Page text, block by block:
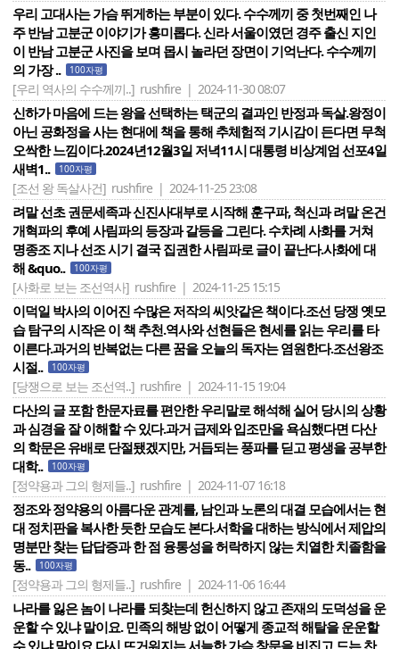
우리 고대사는 가슴 뛰게하는 부분이 있다. 수수께끼 중 첫번째인 나
주 반남 고분군 이야기가 흥미롭다. 신라 서울이였던 경주 출신 지인
이 반남 고분군 사진을 보며 몹시 놀라던 장면이 기억난다. 수수께끼
의 가장 ..
100자평
[우리 역사의 수수께끼..] rushfire | 2024-11-30 08:07
신하가 마음에 드는 왕을 선택하는 택군의 결과인 반정과 독살.왕정이
아닌 공화정을 사는 현대에 책을 통해 추체험적 기시감이 든다면 무척
오싹한 느낌이다.2024년12월3일 저녁11시 대통령 비상계엄 선포4일
새벽1..
100자평
[조선 왕 독살사건] rushfire | 2024-11-25 23:08
려말 선초 권문세족과 신진사대부로 시작해 훈구파, 척신과 려말 온건
개혁파의 후예 사림파의 등장과 갈등을 그린다. 수차례 사화를 거쳐
명종조 지나 선조 시기 결국 집권한 사림파로 글이 끝난다.사화에 대
해 &quo..
100자평
[사화로 보는 조선역사] rushfire | 2024-11-25 15:15
이덕일 박사의 이어진 수많은 저작의 씨앗같은 책이다.조선 당쟁 옛모
습 탐구의 시작은 이 책 추천.역사와 선현들은 현세를 읽는 우리를 타
이른다.과거의 반복없는 다른 꿈을 오늘의 독자는 염원한다.조선왕조
시절..
100자평
[당쟁으로 보는 조선역..] rushfire | 2024-11-15 19:04
다산의 글 포함 한문자료를 편안한 우리말로 해석해 실어 당시의 상황
과 심경을 잘 이해할 수 있다.과거 급제와 입조만을 욕심했다면 다산
의 학문은 유배로 단절됐겠지만, 거듭되는 풍파를 딛고 평생을 공부한
대학..
100자평
[정약용과 그의 형제들..] rushfire | 2024-11-07 16:18
정조와 정약용의 아름다운 관계를, 남인과 노론의 대결 모습에서는 현
대 정치판을 복사한 듯한 모습도 본다.서학을 대하는 방식에서 제압의
명분만 찾는 답답증과 한 점 융통성을 허락하지 않는 치열한 치졸함을
동..
100자평
[정약용과 그의 형제들..] rushfire | 2024-11-06 16:44
나라를 잃은 놈이 나라를 되찾는데 헌신하지 않고 존재의 도덕성을 운
운할 수 있냐 말이요. 민족의 해방 없이 어떻게 종교적 해탈을 운운할